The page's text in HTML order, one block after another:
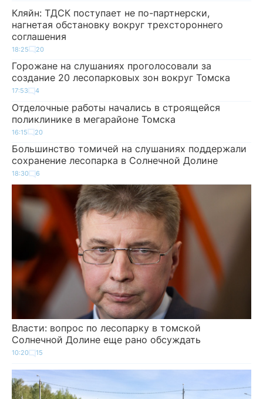
Кляйн: ТДСК поступает не по-партнерски,
нагнетая обстановку вокруг трехстороннего
соглашения
18:25 20
Горожане на слушаниях проголосовали за
создание 20 лесопарковых зон вокруг Томска
17:53 4
Отделочные работы начались в строящейся
поликлинике в мегарайоне Томска
16:15 20
Большинство томичей на слушаниях поддержали
сохранение лесопарка в Солнечной Долине
18:30 6
Власти: вопрос по лесопарку в томской
Солнечной Долине еще рано обсуждать
10:20 15